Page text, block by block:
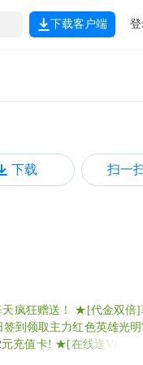
下载客户端
下载 扫一
天疯狂赠送！ ★[代金双倍]
到领取主力红色英雄光明
元充值卡! ★[在线送VIP]在